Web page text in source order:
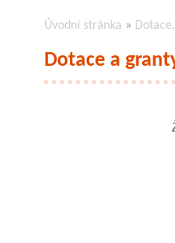
Úvodní stránka »
Dotace a